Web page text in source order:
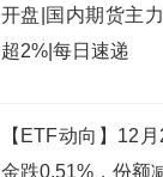
开盘|国内期货主
超2%|每日速递
【ETF动向】12
金跌0.51%，份额